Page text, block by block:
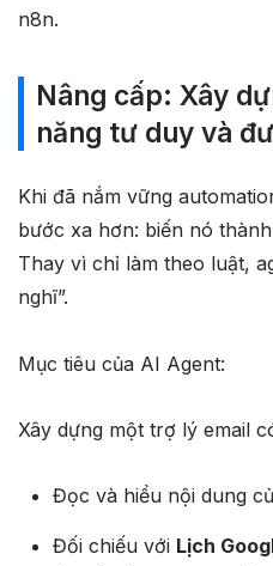
n8n.
Nâng cấp: Xây
năng tư duy và
Khi đã nắm vững
bước xa hơn: biến nó
Thay vì chỉ làm theo luật,
nghĩ”.
Mục tiêu của AI Agent:
Xây dựng một trợ lý email
Đọc và hiểu nội dung
Đối chiếu với Lịch